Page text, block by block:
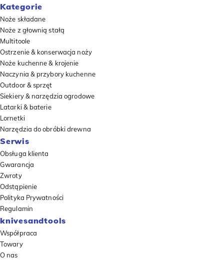
Kategorie
Noże składane
Noże z głownią stałą
Multitoole
Ostrzenie & konserwacja noży
Noże kuchenne & krojenie
Naczynia & przybory kuchenne
Outdoor & sprzęt
Siekiery & narzędzia ogrodowe
Latarki & baterie
Lornetki
Narzędzia do obróbki drewna
Serwis
Obsługa klienta
Gwarancja
Zwroty
Odstąpienie
Polityka Prywatności
Regulamin
knivesandtools
Współpraca
Towary
O nas